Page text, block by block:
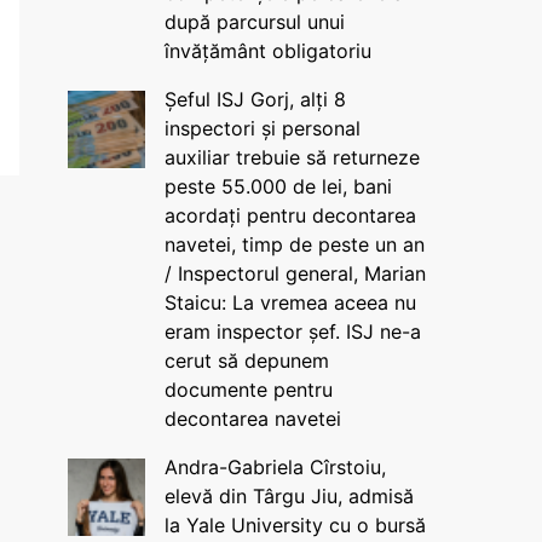
după parcursul unui
învățământ obligatoriu
Șeful ISJ Gorj, alți 8
inspectori și personal
auxiliar trebuie să returneze
peste 55.000 de lei, bani
acordați pentru decontarea
navetei, timp de peste un an
/ Inspectorul general, Marian
Staicu: La vremea aceea nu
eram inspector șef. ISJ ne-a
cerut să depunem
documente pentru
decontarea navetei
Andra-Gabriela Cîrstoiu,
elevă din Târgu Jiu, admisă
la Yale University cu o bursă